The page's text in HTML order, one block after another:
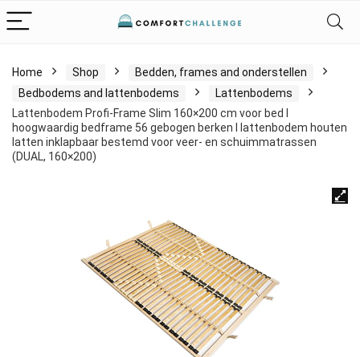
Home Shop
Bedden, frames and onderstellen
Bedbodems and lattenbodems
Lattenbodems
Lattenbodem Profi-Frame Slim 160×200 cm voor bed I
hoogwaardig bedframe 56 gebogen berken I lattenbodem houten
latten inklapbaar bestemd voor veer- en schuimmatrassen
(DUAL, 160×200)